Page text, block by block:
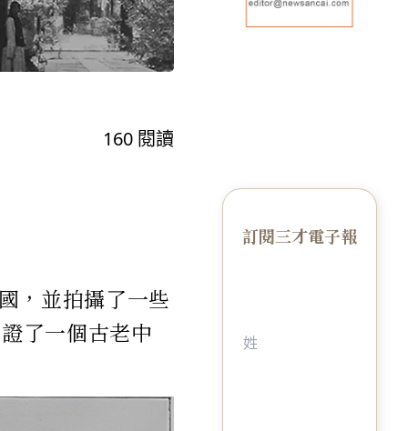
160 閱讀
，並拍攝了一些
了一個古老中
訂閱三才電子報